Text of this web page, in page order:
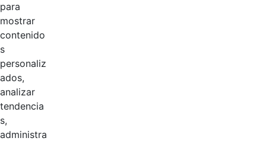
para
mostrar
contenido
s
personaliz
ados,
analizar
tendencia
s,
administra